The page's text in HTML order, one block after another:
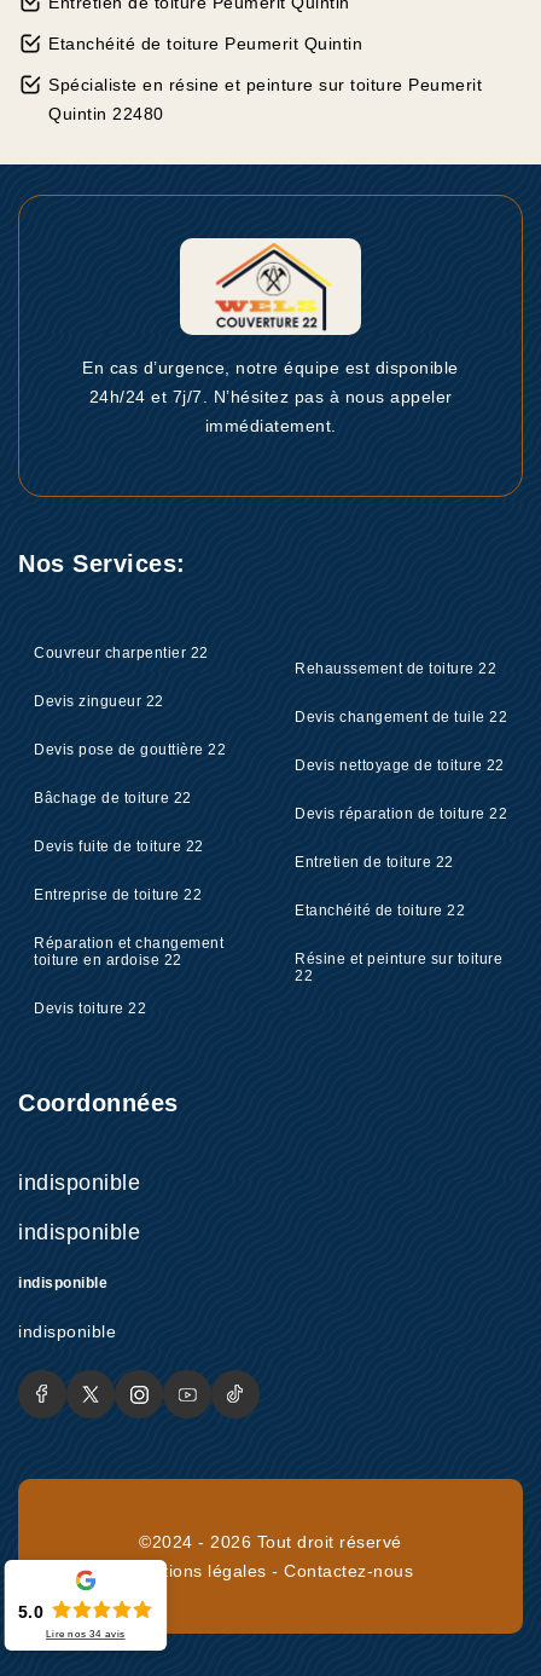
Etanchéité de toiture Peumerit Quintin
Spécialiste en résine et peinture sur toiture Peumerit
Quintin 22480
En cas d’urgence, notre équipe est disponible
24h/24 et 7j/7. N’hésitez pas à nous appeler
immédiatement.
Nos Services:
Couvreur charpentier 22
Devis zingueur 22
Devis pose de gouttière 22
Bâchage de toiture 22
Devis fuite de toiture 22
Entreprise de toiture 22
Réparation et changement
toiture en ardoise 22
Devis toiture 22
Rehaussement de toiture 22
Devis changement de tuile 22
Devis nettoyage de toiture 22
Devis réparation de toiture 22
Entretien de toiture 22
Etanchéité de toiture 22
Résine et peinture sur toiture
22
Coordonnées
indisponible
indisponible
indisponible
indisponible
©2024 - 2026 Tout droit réservé
Mentions légales -Contactez-nous
5.0
Lire nos34 avis